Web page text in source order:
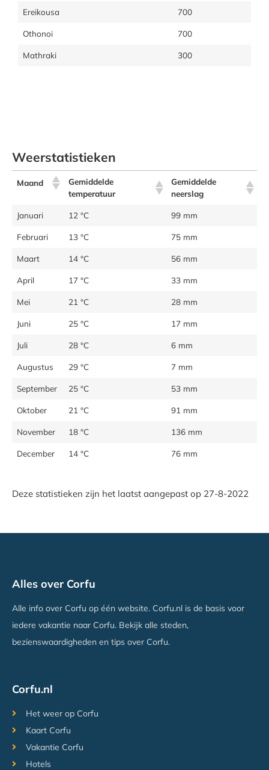
Ereikousa 700
Othonoi 700
Mathraki 300
Weerstatistieken
Maand
Gemiddelde
temperatuur
Gemiddelde
neerslag
Januari 12 °C 99 mm
Februari 13 °C 75 mm
Maart 14 °C 56 mm
April 17 °C 33 mm
Mei 21 °C 28 mm
Juni 25 °C 17 mm
Juli 28 °C 6 mm
Augustus 29 °C 7 mm
September 25 °C 53 mm
Oktober 21 °C 91 mm
November 18 °C 136 mm
December 14 °C 76 mm
Deze statistieken zijn het laatst aangepast op 27-8-2022
Alles over Corfu
Alle info over Corfu op één website. Corfu.nl is de basis voor
iedere vakantie naar Corfu. Bekijk alle steden,
bezienswaardigheden en tips over Corfu.
Corfu.nl
Het weer op Corfu
Kaart Corfu
Vakantie Corfu
Hotels